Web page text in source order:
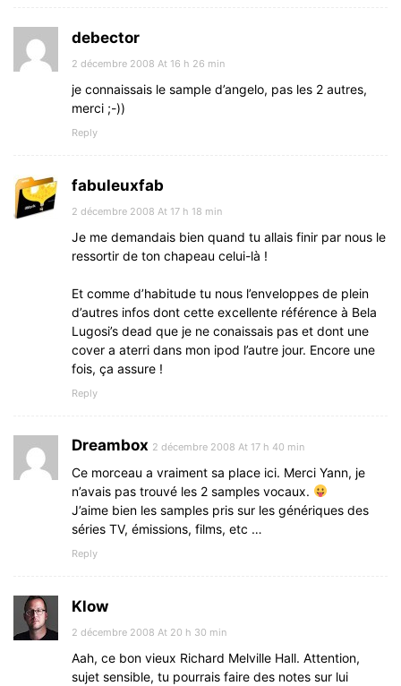
debector
2 décembre 2008 At 16 h 26 min
je connaissais le sample d’angelo, pas les 2 autres,
merci ;-))
Reply
fabuleuxfab
2 décembre 2008 At 17 h 18 min
Je me demandais bien quand tu allais finir par nous le
ressortir de ton chapeau celui-là !
Et comme d’habitude tu nous l’enveloppes de plein
d’autres infos dont cette excellente référence à Bela
Lugosi’s dead que je ne conaissais pas et dont une
cover a aterri dans mon ipod l’autre jour. Encore une
fois, ça assure !
Reply
Dreambox 2 décembre 2008 At 17 h 40 min
Ce morceau a vraiment sa place ici. Merci Yann, je
n’avais pas trouvé les 2 samples vocaux.
J’aime bien les samples pris sur les génériques des
séries TV, émissions, films, etc …
Reply
Klow
2 décembre 2008 At 20 h 30 min
Aah, ce bon vieux Richard Melville Hall. Attention,
sujet sensible, tu pourrais faire des notes sur lui